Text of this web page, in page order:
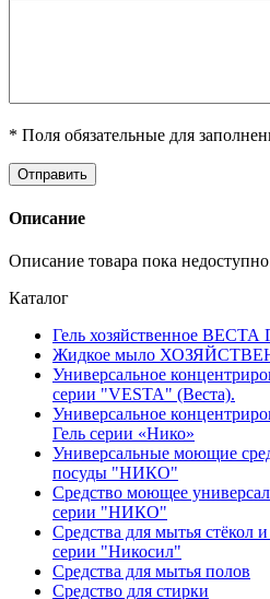
* Поля обязательные для
Описание
Описание товара пока
Каталог
Гель хозяйственное
Жидкое мыло
Универсальное
серии "VESTA" (Веста).
Универсальное
Гель серии «Нико»
Универсальные моющие
посуды "НИКО"
Средство моющее
серии "НИКО"
Средства для мытья стёкол
серии "Никосил"
Средства для мытья полов
Средство для стирки